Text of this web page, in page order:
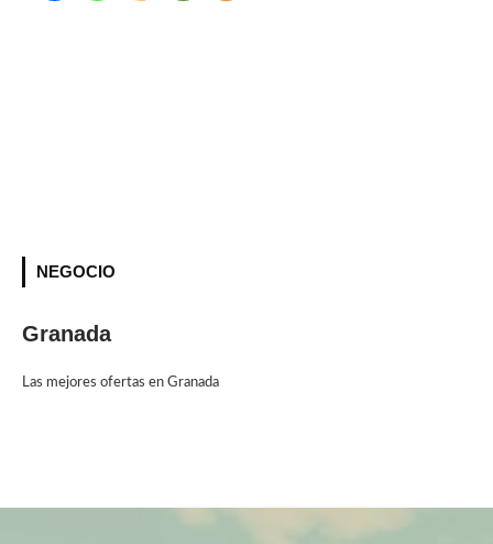
NEGOCIO
Granada
Las mejores ofertas en Granada